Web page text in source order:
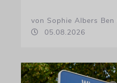
von Sophie Albers Ben
05.08.2026